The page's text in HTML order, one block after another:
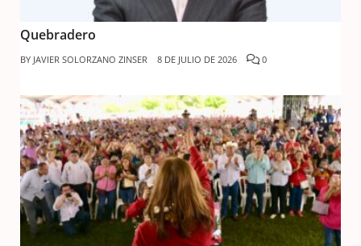
Quebradero
BY JAVIER SOLORZANO ZINSER 8 DE JULIO DE 2026 0